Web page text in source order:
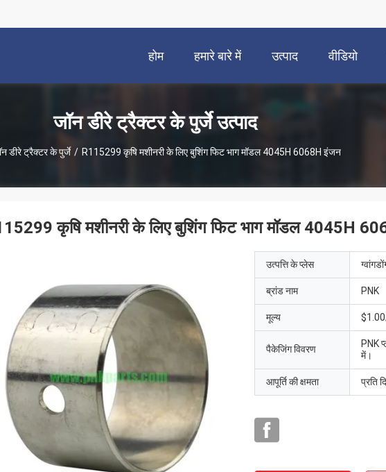
होम हमारे बारे में उत्पाद वीडियो
जॉन डीरे ट्रैक्टर के पुर्जे उत्पाद
डीरे ट्रैक्टर के पुर्जे / R115299 कृषि मशीनरी के लिए बुशिंग फिट भाग मॉडल 4045H 6068H इंजन
कृषि मशीनरी के लिए बुशिंग फिट भाग मॉडल 4045H
उत्पत्ति के प्लेस
ब्रांड नाम PNK
मूल्य
पैकेजिंग विवरण
PNK
में।
आपूर्ति की क्षमता प्रति